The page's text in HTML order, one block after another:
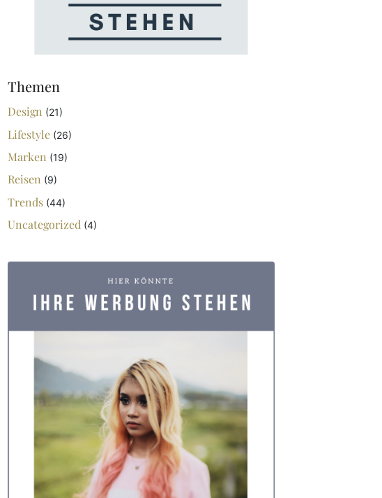
Themen
Design (21)
Lifestyle(26)
Marken (19)
Reisen (9)
Trends(44)
Uncategorized (4)